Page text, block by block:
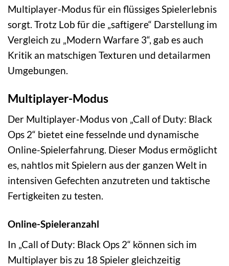
Multiplayer-Modus für ein flüssiges Spielerlebnis
sorgt. Trotz Lob für die „saftigere“ Darstellung im
Vergleich zu „Modern Warfare 3“, gab es auch
Kritik an matschigen Texturen und detailarmen
Umgebungen.
Multiplayer-Modus
Der Multiplayer-Modus von „Call of Duty: Black
Ops 2“ bietet eine fesselnde und dynamische
Online-Spielerfahrung. Dieser Modus ermöglicht
es, nahtlos mit Spielern aus der ganzen Welt in
intensiven Gefechten anzutreten und taktische
Fertigkeiten zu testen.
Online-Spieleranzahl
In „Call of Duty: Black Ops 2“ können sich im
Multiplayer bis zu 18 Spieler gleichzeitig